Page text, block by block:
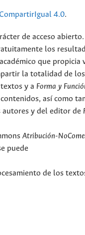
4.0.
de acceso abierto.
los
que propicia
la totalidad de
y a Forma y
así como
autores y del editor de
Atribución-
puede
de los